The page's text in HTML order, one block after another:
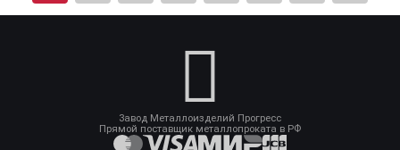
Завод Металлоизделий Прогресс
Прямой поставщик металлопроката в РФ